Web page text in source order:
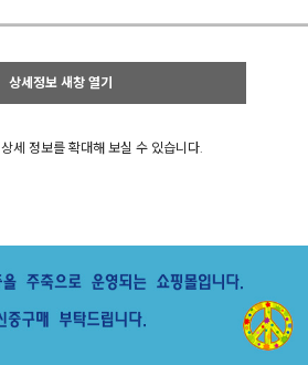
상세정보 새창 열기
상세 정보를 확대해 보실 수 있습니다.